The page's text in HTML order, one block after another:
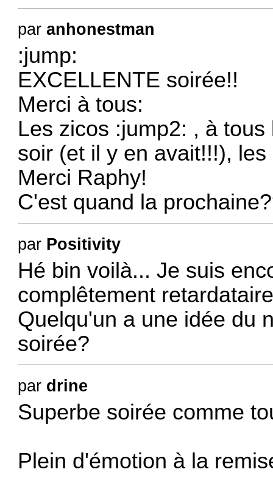
paranhonestman
:jump:
EXCELLENTE soirée!!
Merci à tous:
Les zicos :jump2: , à
soir (et il y en avait!!!), les
Merci Raphy!
C'est quand la
par Positivity
Hé bin voilà... Je suis
complêtement
Quelqu'un a une idée du
soirée?
par drine
Superbe soirée comme
Plein d'émotion à la